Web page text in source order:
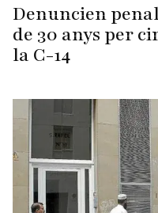
Denuncien
de 30 anys per
la C-14